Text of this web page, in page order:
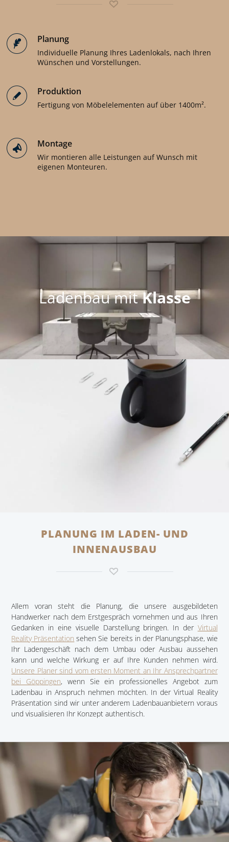
Planung
Individuelle Planung Ihres Ladenlokals, nach Ihren
Wünschen und Vorstellungen.
Produktion
Fertigung von Möbelelementen auf über 1400m².
Montage
Wir montieren alle Leistungen auf Wunsch mit
eigenen Monteuren.
Ladenbau mitKlasse
PLANUNG IM LADEN- UND
INNENAUSBAU
Allem voran steht die Planung, die unsere ausgebildeten
Handwerker nach dem Erstgespräch vornehmen und aus Ihren
Gedanken in eine visuelle Darstellung bringen. In der Virtual
Reality Präsentation sehen Sie bereits in der Planungsphase, wie
Ihr Ladengeschäft nach dem Umbau oder Ausbau aussehen
kann und welche Wirkung er auf Ihre Kunden nehmen wird.
Unsere Planer sind vom ersten Moment an Ihr Ansprechpartner
bei Göppingen, wenn Sie ein professionelles Angebot zum
Ladenbau in Anspruch nehmen möchten. In der Virtual Reality
Präsentation sind wir unter anderem Ladenbauanbietern voraus
und visualisieren Ihr Konzept authentisch.